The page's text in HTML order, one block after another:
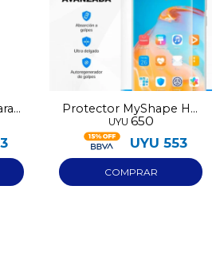
Protector MyShape HD
Premium
UYU 650
UYU 553